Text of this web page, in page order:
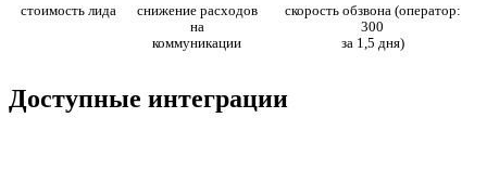
стоимость лида
снижение расходов
на
коммуникации
скорость обзвона (оператор:
300
за 1,5 дня)
Доступные интеграции